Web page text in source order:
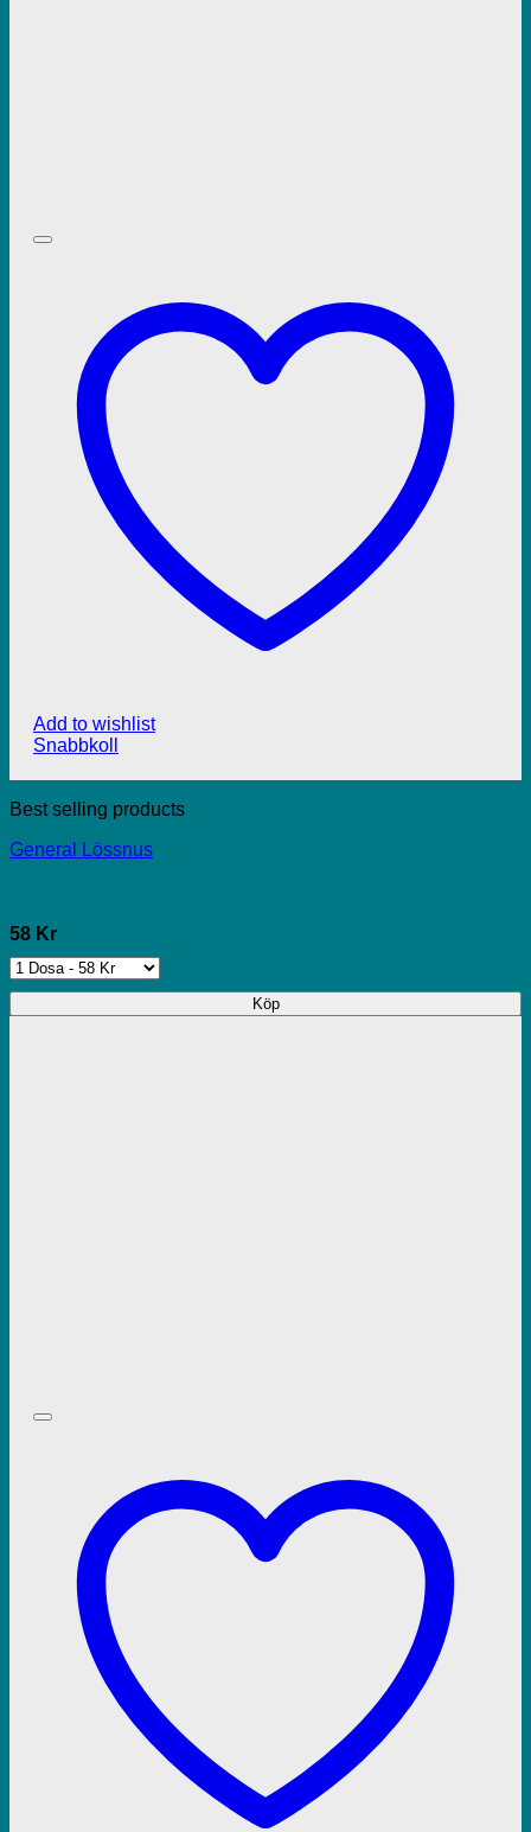
Add to wishlist
Snabbkoll
Best selling products
General Lössnus
58 Kr
Köp